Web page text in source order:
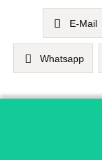
E-Mail
Whatsapp